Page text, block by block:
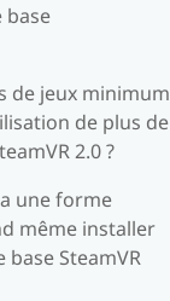
base
de jeux minimum
de plus de
2.0 ?
une forme
même installer
SteamVR